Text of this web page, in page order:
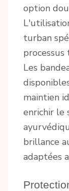
option
turban
Les
maintien
enrichir le
brillance
adaptées